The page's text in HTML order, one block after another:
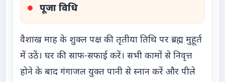
पूजा विधि
वैशाख माह के शुक्ल पक्ष की तृतीया तिथि पर ब्रह्म मुहूर्त
में उठें। घर की साफ-सफाई करें। सभी कामों से निवृत्त
होने के बाद गंगाजल युक्त पानी से स्नान करें और पीले